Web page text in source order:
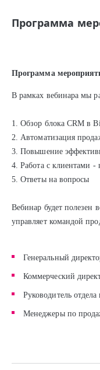
Программа
Программа
В рамках вебинара мы
1. Обзор блока CRM в
2. Автоматизация
3. Повышение
4. Работа с клиентами -
5. Ответы на вопросы
Вебинар будет полезен
управляет командой
Генеральный
Коммерческий
Руководитель
Менеджеры по